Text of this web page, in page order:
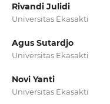
Rivandi Julidi
Universitas Ekasakti
Agus Sutardjo
Universitas Ekasakti
Novi Yanti
Universitas Ekasakti